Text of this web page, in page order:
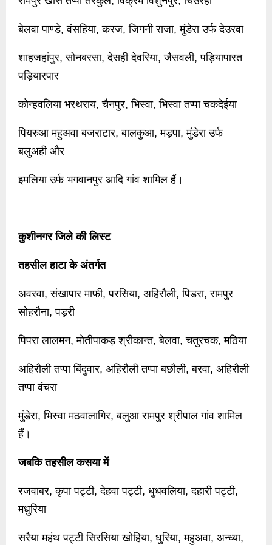
बेलवा पाण्डे, वंसहिया, करज, जिगनी राजा, मुंडेरा उर्फ देउरवा
शाहजहांपुर, सोनबरसा, देसही देवरिया, जैसवली, पड़ियापारत
पड़ियारपार
कोन्हवलिया भरथराय, चैनपुर, भिस्वा, भिस्वा तप्पा चकदेईया
पियरुआ महुअवा बजराटार, बालकुआ, मड़पा, मुंडेरा उर्फ
बलुअही और
इमलिया उर्फ भगवानपुर आदि गांव शामिल हैं।
कुशीनगर जिले की लिस्ट
तहसील हाटा के अंतर्गत
अवरवा, संखापार माफी, परसिया, अहिरौली, पिडरा, रामपुर
सोहरौना, पड़री
पिपरा लालमन, मोतीपाकड़ श्रीकान्त, बेलवा, चतुरचक, मठिया
अहिरौली तप्पा बिंदुवार, अहिरौली तप्पा बछौली, बरवा, अहिरौली
तप्पा वंचरा
मुंडेरा, भिस्वा मठवालागिर, बलुआ रामपुर श्रीपाल गांव शामिल
हैं।
जबकि तहसील कसया में
रजवाबर, कृपा पट्टी, देहवा पट्टी, धुधवलिया, दहारी पट्टी,
मधुरिया
सरैया महंथ पट्टी सिरसिया खोहिया, धुरिया, महुअवा, अन्ध्या,